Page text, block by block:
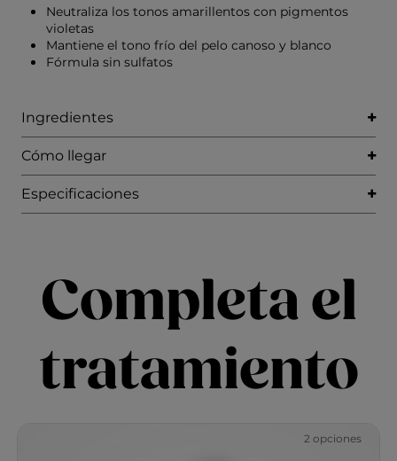
Neutraliza los tonos amarillentos con pigmentos
violetas
Mantiene el tono frío del pelo canoso y blanco
Fórmula sin sulfatos
Ingredientes
Cómo llegar
Especificaciones
Completa el
tratamiento
2 opciones